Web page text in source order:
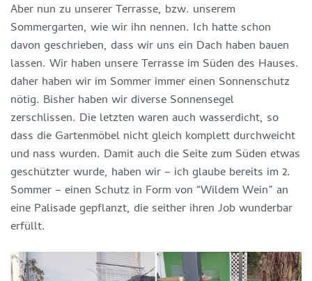
Aber nun zu unserer Terrasse, bzw. unserem
Sommergarten, wie wir ihn nennen. Ich hatte schon
davon geschrieben, dass wir uns ein Dach haben bauen
lassen. Wir haben unsere Terrasse im Süden des Hauses.
daher haben wir im Sommer immer einen Sonnenschutz
nötig. Bisher haben wir diverse Sonnensegel
zerschlissen. Die letzten waren auch wasserdicht, so
dass die Gartenmöbel nicht gleich komplett durchweicht
und nass wurden. Damit auch die Seite zum Süden etwas
geschützter wurde, haben wir – ich glaube bereits im 2.
Sommer – einen Schutz in Form von “Wildem Wein” an
eine Palisade gepflanzt, die seither ihren Job wunderbar
erfüllt.